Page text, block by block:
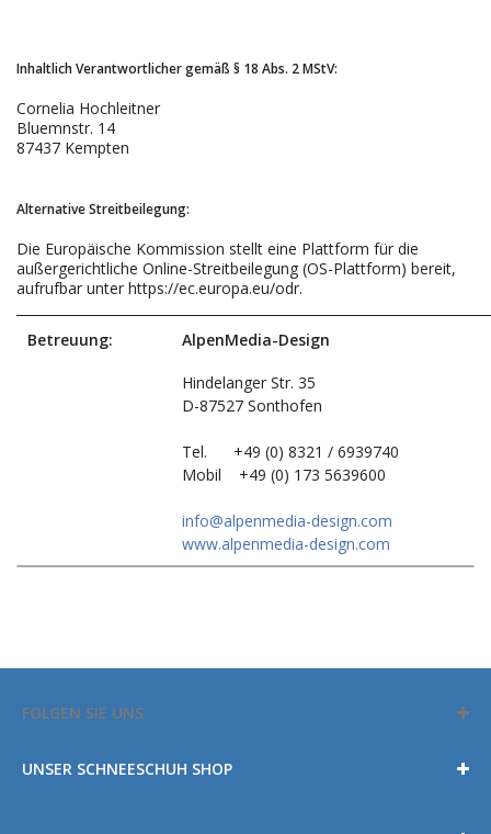
Inhaltlich Verantwortlicher gemäß § 18 Abs. 2 MStV:
Cornelia Hochleitner
Bluemnstr. 14
87437 Kempten
Alternative Streitbeilegung:
Die Europäische Kommission stellt eine Plattform für die
außergerichtliche Online-Streitbeilegung (OS-Plattform) bereit,
aufrufbar unter https://ec.europa.eu/odr.
Betreuung:
AlpenMedia-Design
Hindelanger Str. 35
D-87527 Sonthofen
Tel. +49 (0) 8321 / 6939740
Mobil +49 (0) 173 5639600
info@alpenmedia-design.com
www.alpenmedia-design.com
FOLGEN SIE UNS
UNSER SCHNEESCHUH SHOP